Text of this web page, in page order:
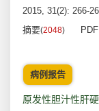
2015, 31(2): 266-
摘要(2048)
病例报告
原发性胆汁性肝